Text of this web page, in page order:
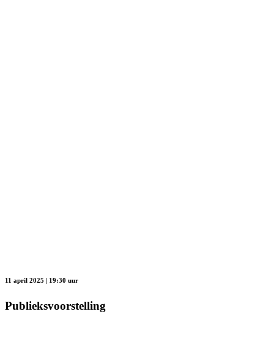
11 april 2025 | 19:30 uur
Publieksvoorstelling